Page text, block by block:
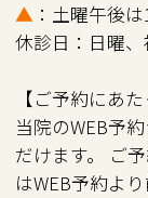
▲ ：土曜午後
休診日：日曜、
【ご予約にあ
当院のWEB予
だけます。 ご
はWEB予約よ